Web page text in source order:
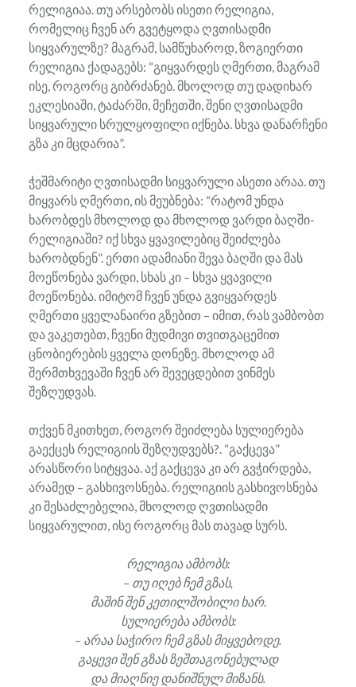
რელიგიაა. თუ არსებობს ისეთი რელიგია,
რომელიც ჩვენ არ გვეტყოდა ღვთისადმი
სიყვარულზე? მაგრამ, სამწუხაროდ, ზოგიერთი
რელიგია ქადაგებს: “გიყვარდეს ღმერთი, მაგრამ
ისე, როგორც გიბრძანებ. მხოლოდ თუ დადიხარ
ეკლესიაში, ტაძარში, მეჩეთში, შენი ღვთისადმი
სიყვარული სრულყოფილი იქნება. სხვა დანარჩენი
გზა კი მცდარია”.
ჭეშმარიტი ღვთისადმი სიყვარული ასეთი არაა. თუ
მიყვარს ღმერთი, ის მეუბნება: “რატომ უნდა
ხარობდეს მხოლოდ და მხოლოდ ვარდი ბაღში-
რელიგიაში? იქ სხვა ყვავილებიც შეიძლება
ხარობდნენ”. ერთი ადამიანი შევა ბაღში და მას
მოეწონება ვარდი, სხას კი – სხვა ყვავილი
მოეწონება. იმიტომ ჩვენ უნდა გვიყვარდეს
ღმერთი ყველანაირი გზებით – იმით, რას ვამბობთ
და ვაკეთებთ, ჩვენი მუდმივი თვითგაცემით
ცნობიერების ყველა დონეზე. მხოლოდ ამ
შერმთხვევაში ჩვენ არ შევეცდებით ვინმეს
შეზღუდვას.
თქვენ მკითხეთ, როგორ შეიძლება სულიერება
გაექცეს რელიგიის შეზღუდვებს?. “გაქცევა”
არასწორი სიტყვაა. აქ გაქცევა კი არ გვჭირდება,
არამედ – გასხივოსნება. რელიგიის გასხივოსნება
კი შესაძლებელია, მხოლოდ ღვთისადმი
სიყვარულით, ისე როგორც მას თავად სურს.
რელიგია ამბობს:
– თუ იღებ ჩემ გზას,
მაშინ შენ კეთილშობილი ხარ.
სულიერება ამბობს:
– არაა საჭირო ჩემ გზას მიყვებოდე.
გაყევი შენ გზას ზეშთაგონებულად
და მიაღწიე დანიშნულ მიზანს.